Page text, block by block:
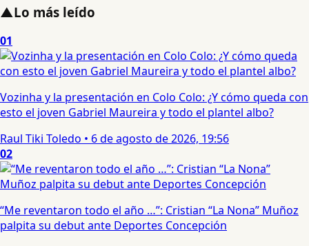
▲Lo más leído
01
Vozinha y la presentación en Colo Colo: ¿Y cómo queda con
esto el joven Gabriel Maureira y todo el plantel albo?
Raul Tiki Toledo • 6 de agosto de 2026, 19:56
02
“Me reventaron todo el año …”: Cristian “La Nona” Muñoz
palpita su debut ante Deportes Concepción